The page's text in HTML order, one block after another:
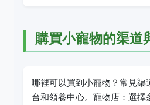
購買小寵物的渠道
哪裡可以買到小寵物？常見渠
台和領養中心。寵物店：選擇